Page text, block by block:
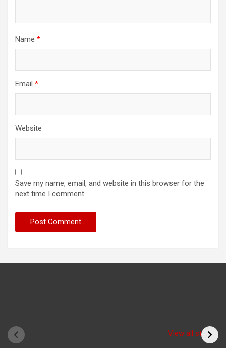
Name *
Email *
Website
Save my name, email, and website in this browser for the
next time I comment.
View all stories
sadhu form of the
cricketer? /क्या आपने
(Bitiya) बिटिया